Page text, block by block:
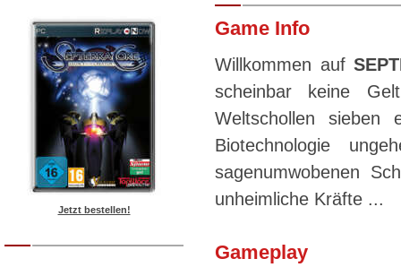
Jetzt bestellen!
Game Info
Willkommen auf
scheinbar keine
Weltschollen sieben
Biotechnologie
sagenumwobenen
unheimliche Kräfte ...
Gameplay